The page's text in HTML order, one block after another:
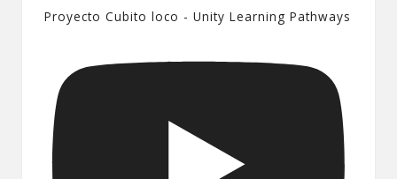
Proyecto Cubito loco - Unity Learning Pathways